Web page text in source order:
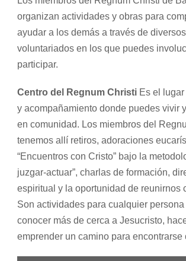
organizan actividades y obras para
ayudar a los demás a través de
voluntariados en los que puedes
participar.
Centro del Regnum Christi Es el
y acompañamiento donde puedes vivir
en comunidad. Los miembros del
tenemos allí retiros, adoraciones
“Encuentros con Cristo” bajo la
juzgar-actuar”, charlas de formación,
espiritual y la oportunidad de reunirnos
Son actividades para cualquier
conocer más de cerca a Jesucristo,
emprender un camino para encontrarse